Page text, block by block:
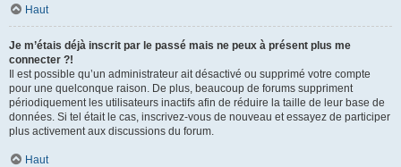
Haut
Je m’étais déjà inscrit par le passé mais ne peux à présent plus me
connecter ?!
Il est possible qu’un administrateur ait désactivé ou supprimé votre compte
pour une quelconque raison. De plus, beaucoup de forums suppriment
périodiquement les utilisateurs inactifs afin de réduire la taille de leur base de
données. Si tel était le cas, inscrivez-vous de nouveau et essayez de participer
plus activement aux discussions du forum.
Haut